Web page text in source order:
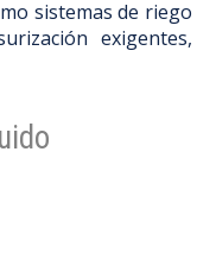
sistemas de riego
exigentes,